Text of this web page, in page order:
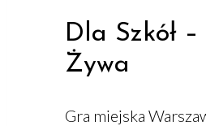
Dla Szkół
Żywa
Gra miejska